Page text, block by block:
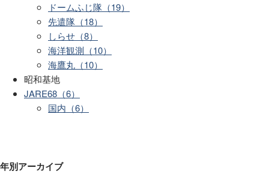
ドームふじ隊（19）
先遣隊（18）
しらせ（8）
海洋観測（10）
海鷹丸（10）
昭和基地
JARE68（6）
国内（6）
年別アーカイブ